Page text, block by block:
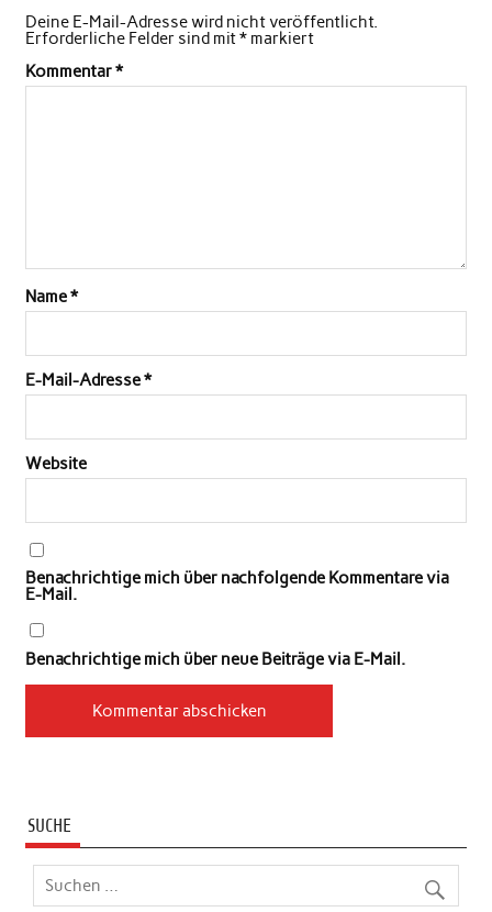
Deine E-Mail-Adresse wird nicht veröffentlicht.
Erforderliche Felder sind mit*markiert
Kommentar*
Name*
E-Mail-Adresse*
Website
Benachrichtige mich über nachfolgende Kommentare via
E-Mail.
Benachrichtige mich über neue Beiträge via E-Mail.
SUCHE